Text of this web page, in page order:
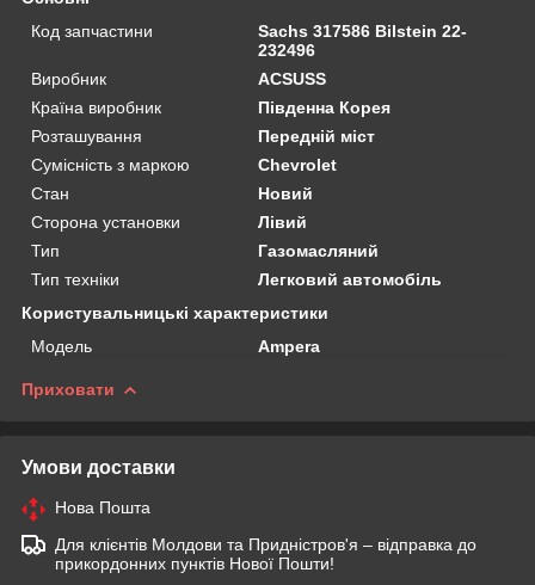
Код запчастини
Sachs 317586 Bilstein 22-
232496
Виробник
ACSUSS
Країна виробник
Південна Корея
Розташування
Передній міст
Сумісність з маркою
Chevrolet
Стан
Новий
Сторона установки
Лівий
Тип
Газомасляний
Тип техніки
Легковий автомобіль
Користувальницькі характеристики
Мoдель
Ampera
Приховати
Умови доставки
Нова Пошта
Для клієнтів Молдови та Придністров'я – відправка до
прикордонних пунктів Нової Пошти!